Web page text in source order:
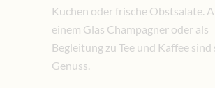
Kuchen oder frische Obstsalate.
einem Glas Champagner oder als
Begleitung zu Tee und Kaffee sind
Genuss.